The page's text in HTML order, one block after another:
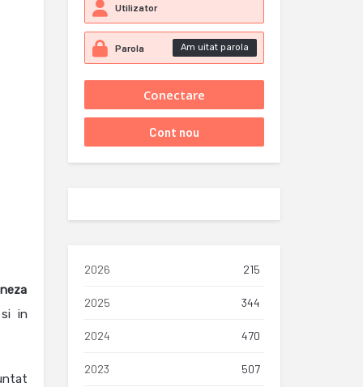
in
Am uitat parola
2026 215
2025 344
2024 470
2023 507